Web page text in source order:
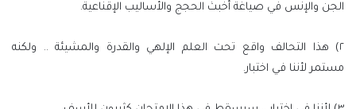
الجن والإنس في صياغة أخبث الحجج والأساليب الإقناعية.
٢) هذا التحالف واقع تحت العلم الإلهي والقدرة والمشيئة .. ولكنه
مستمر لأننا في اختبار.